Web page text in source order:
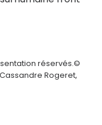
réservés.©
Rogeret,